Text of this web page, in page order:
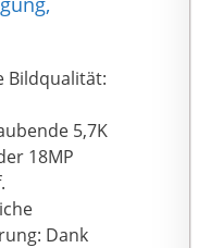
schnapp
Steady-
SELFIE-
mit dem
Selfie-
schau dir
Editing
Bildqualität:
5,7K
18MP
Dank